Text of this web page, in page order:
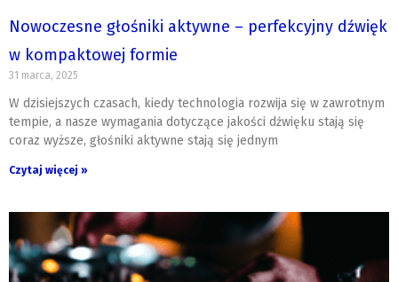
Nowoczesne głośniki aktywne – perfekcyjny dźwięk
w kompaktowej formie
31 marca, 2025
W dzisiejszych czasach, kiedy technologia rozwija się w zawrotnym
tempie, a nasze wymagania dotyczące jakości dźwięku stają się
coraz wyższe, głośniki aktywne stają się jednym
Czytaj więcej »